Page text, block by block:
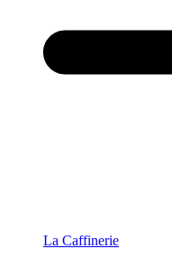
La Caffinerie